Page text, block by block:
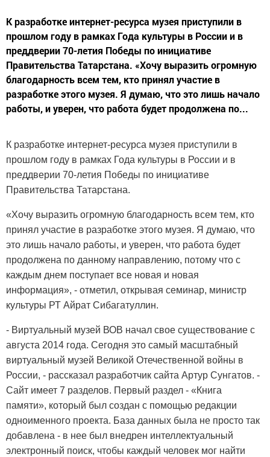
К разработке интернет-ресурса музея приступили в
прошлом году в рамках Года культуры в России и в
преддверии 70-летия Победы по инициативе
Правительства Татарстана. «Хочу выразить огромную
благодарность всем тем, кто принял участие в
разработке этого музея. Я думаю, что это лишь начало
работы, и уверен, что работа будет продолжена по...
К разработке интернет-ресурса музея приступили в
прошлом году в рамках Года культуры в России и в
преддверии 70-летия Победы по инициативе
Правительства Татарстана.
«Хочу выразить огромную благодарность всем тем, кто
принял участие в разработке этого музея. Я думаю, что
это лишь начало работы, и уверен, что работа будет
продолжена по данному направлению, потому что с
каждым днем поступает все новая и новая
информация», - отметил, открывая семинар, министр
культуры РТ Айрат Сибагатуллин.
- Виртуальный музей ВОВ начал свое существование с
августа 2014 года. Сегодня это самый масштабный
виртуальный музей Великой Отечественной войны в
России, - рассказал разработчик сайта Артур Сунгатов. -
Сайт имеет 7 разделов. Первый раздел - «Книга
памяти», который был создан с помощью редакции
одноименного проекта. База данных была не просто так
добавлена - в нее был внедрен интеллектуальный
электронный поиск, чтобы каждый человек мог найти